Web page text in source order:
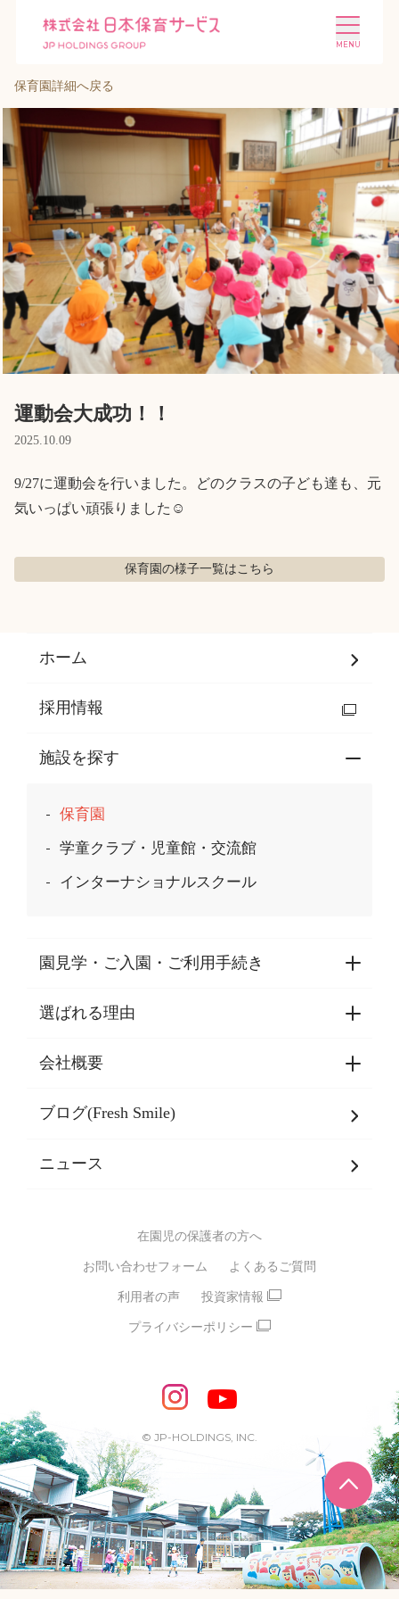
施設を探す 選ばれる理由
会社概要 ニュース
投資家情報 採用情報
ホーム
保育園詳細へ戻る
運動会大成功！！
2025.10.09
9/27に運動会を行いました。どのクラスの子ども達も、元
気いっぱい頑張りました☺
保育園の様子一覧はこちら
ページ
ホーム
採用情報
施設を探す
保育園
学童クラブ・児童館・交流館
インターナショナルスクール
園見学・ご入園・ご利用手続き
園見学・ご入園・ご利用手続き
東京都認証保育所空き状況
選ばれる理由
選ばれる理由一覧
乳児期・幼児期・
バイリンガル保育園
スポーツ保育園
モンテッソーリ式保育園
STEAMS保育・学童
えいご
めざせ！バイリンガル！
めざせ！アスリート教室
ピアノ教室♪ ドレミっこ
めざせ!HIPHOPダンサー!
輝け！チアリーダー
学童期向けプログラム
SDGs・異文化交流など
会社概要
会社概要
SDGsについて
ブログ(Fresh Smile)
ニュース
在園児の保護者の方へ
お問い合わせフォーム よくあるご質問
利用者の声 投資家情報
プライバシーポリシー
© JP-HOLDINGS, INC.